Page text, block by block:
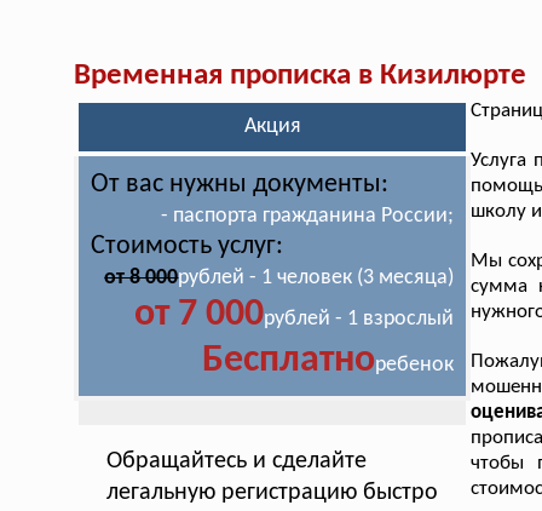
Временная прописка в Кизилюрте
Акция
От вас нужны документы:
- паспорта гражданина России;
Стоимость услуг:
от 8 000рублей - 1 человек (3 месяца)
от 7 000рублей - 1 взрослый
Бесплатноребенок
Обращайтесь и сделайте
легальную регистрацию быстро
Услуга
школу
Мы
сумма
чтобы